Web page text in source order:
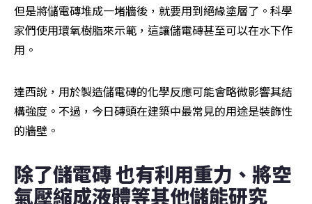
但是將儲電磚堆成一堵牆後，就要用到絕緣塗層了。科學
家們使用環氧樹脂來示範，這讓儲電磚甚至可以在水下作
用。
達西說，用於製造儲電磚的化學反應可能會略微影響其結
構強度。不過，今日磚頭在建築中最常見的用途是裝飾性
的牆壁。
除了儲電磚 也有利用重力、將空
氣壓縮成液體等其他儲能研究